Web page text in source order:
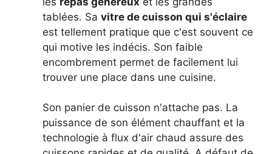
tablées. Sa vitre de cuisson qui s'éclaire
est tellement pratique que c'est souvent ce
qui motive les indécis. Son faible
encombrement permet de facilement lui
trouver une place dans une cuisine.
Son panier de cuisson n'attache pas. La
puissance de son élément chauffant et la
technologie à flux d'air chaud assure des